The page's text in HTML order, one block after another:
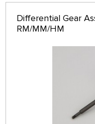
Differential Gear
RM/MM/HM